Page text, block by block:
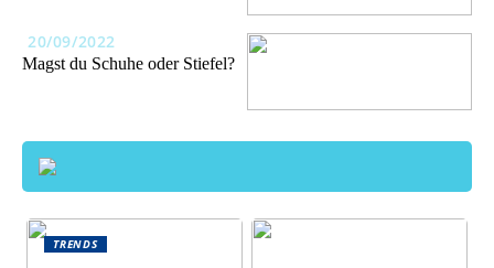
20/09/2022
Magst du Schuhe oder Stiefel?
TRENDS